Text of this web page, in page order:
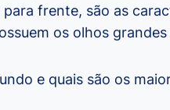
frente, são as
os olhos
e quais são os